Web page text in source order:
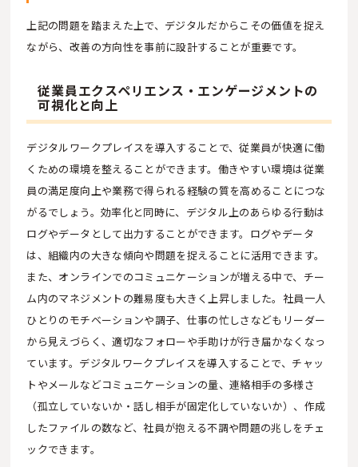
上記の問題を踏まえた上で、デジタルだからこその価値を捉え
ながら、改善の方向性を事前に設計することが重要です。
従業員エクスペリエンス・エンゲージメントの
可視化と向上
デジタルワークプレイスを導入することで、従業員が快適に働
くための環境を整えることができます。働きやすい環境は従業
員の満足度向上や業務で得られる経験の質を高めることにつな
がるでしょう。効率化と同時に、デジタル上のあらゆる行動は
ログやデータとして出力することができます。ログやデータ
は、組織内の大きな傾向や問題を捉えることに活用できます。
また、オンラインでのコミュニケーションが増える中で、チー
ム内のマネジメントの難易度も大きく上昇しました。社員一人
ひとりのモチベーションや調子、仕事の忙しさなどもリーダー
から見えづらく、適切なフォローや手助けが行き届かなくなっ
ています。デジタルワークプレイスを導入することで、チャッ
トやメールなどコミュニケーションの量、連絡相手の多様さ
（孤立していないか・話し相手が固定化していないか）、作成
したファイルの数など、社員が抱える不調や問題の兆しをチェ
ックできます。